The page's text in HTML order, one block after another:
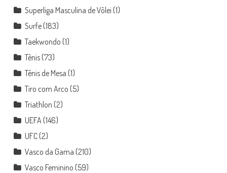
Superliga Masculina de Vôlei (1)
Surfe(183)
Taekwondo (1)
Tênis(73)
Tênis de Mesa (1)
Tiro com Arco (5)
Triathlon (2)
UEFA (146)
UFC(2)
Vasco da Gama (210)
Vasco Feminino (59)